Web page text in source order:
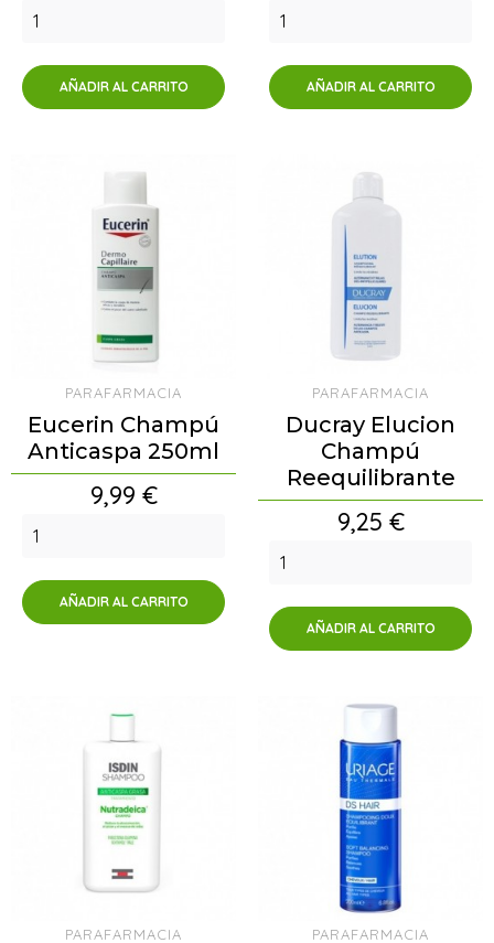
AÑADIR AL CARRITO AÑADIR AL CARRITO
PARAFARMACIA
Eucerin Champú
Anticaspa 250ml
Precio
9,99 €
AÑADIR AL CARRITO
PARAFARMACIA
Ducray Elucion
Champú
Reequilibrante
Precio
9,25 €
AÑADIR AL CARRITO
PARAFARMACIA PARAFARMACIA